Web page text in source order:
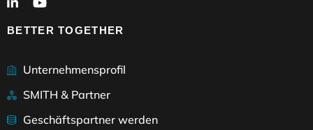
BETTER TOGETHER
Unternehmensprofil
SMITH & Partner
Geschäftspartner werden